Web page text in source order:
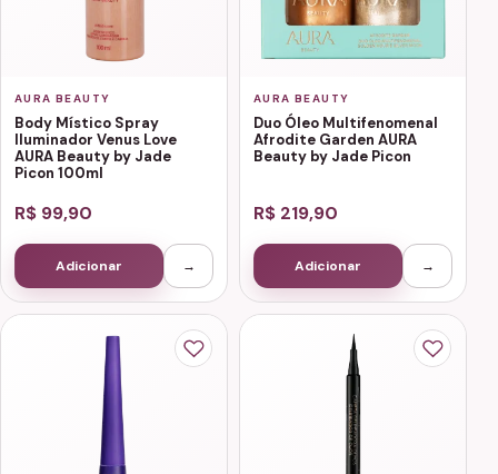
AURA BEAUTY
Body Místico Spray
Iluminador Venus Love
AURA Beauty by Jade
Picon 100ml
R$ 99,90
Adicionar →
AURA BEAUTY
Duo Óleo Multifenomenal
Afrodite Garden AURA
Beauty by Jade Picon
R$ 219,90
Adicionar →